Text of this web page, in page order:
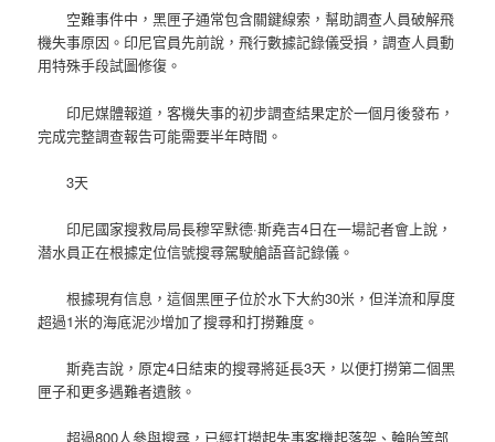
空難事件中，黑匣子通常包含關鍵線索，幫助調查人員破解飛
機失事原因。印尼官員先前說，飛行數據記錄儀受損，調查人員動
用特殊手段試圖修復。
印尼媒體報道，客機失事的初步調查結果定於一個月後發布，
完成完整調查報告可能需要半年時間。
3天
印尼國家搜救局局長穆罕默德·斯堯吉4日在一場記者會上說，
潜水員正在根據定位信號搜尋駕駛艙語音記錄儀。
根據現有信息，這個黑匣子位於水下大約30米，但洋流和厚度
超過1米的海底泥沙增加了搜尋和打撈難度。
斯堯吉說，原定4日結束的搜尋將延長3天，以便打撈第二個黑
匣子和更多遇難者遺骸。
超過800人參與搜尋，已經打撈起失事客機起落架、輪胎等部